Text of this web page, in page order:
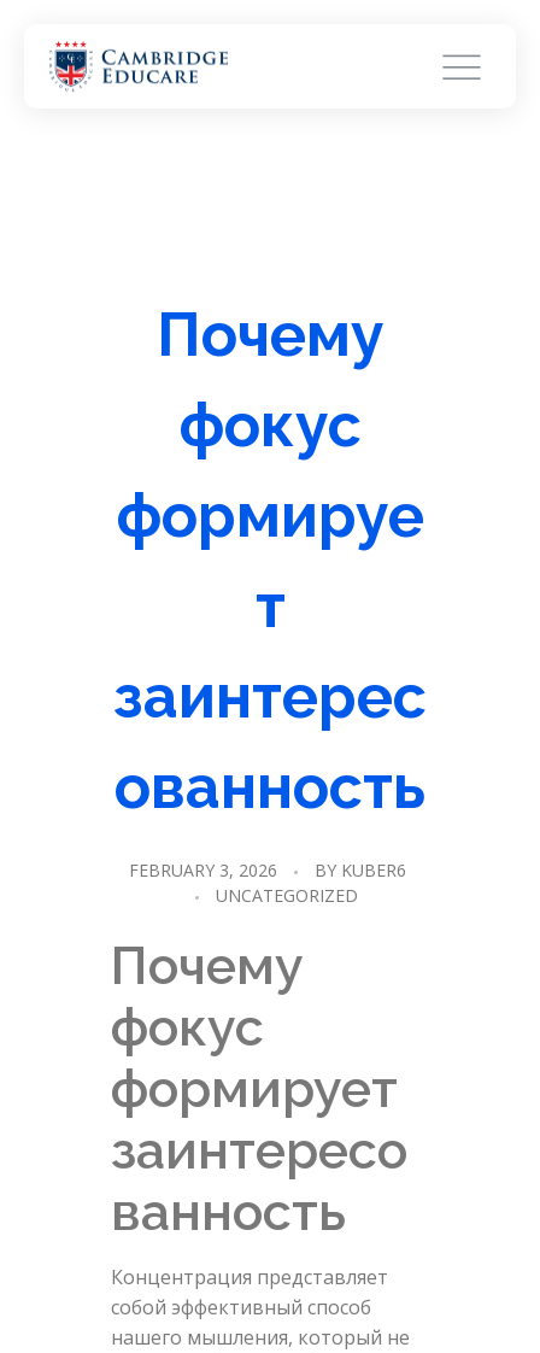
Почему
фокус
формируе
т
заинтерес
ованность
FEBRUARY 3, 2026 BY KUBER6
UNCATEGORIZED
Почему
фокус
формирует
заинтересо
ванность
Концентрация представляет
собой эффективный способ
нашего мышления, который не